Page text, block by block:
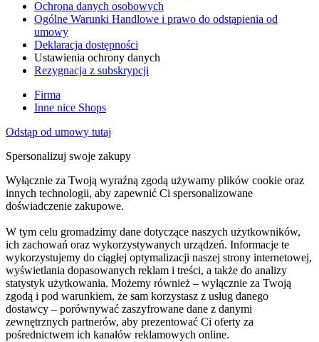
Ochrona danych osobowych
Ogólne Warunki Handlowe i prawo do odstąpienia od
umowy
Deklaracja dostępności
Ustawienia ochrony danych
Rezygnacja z subskrypcji
Firma
Inne nice Shops
Odstąp od umowy tutaj
Spersonalizuj swoje zakupy
Wyłącznie za Twoją wyraźną zgodą używamy plików cookie oraz
innych technologii, aby zapewnić Ci spersonalizowane
doświadczenie zakupowe.
W tym celu gromadzimy dane dotyczące naszych użytkowników,
ich zachowań oraz wykorzystywanych urządzeń. Informacje te
wykorzystujemy do ciągłej optymalizacji naszej strony internetowej,
wyświetlania dopasowanych reklam i treści, a także do analizy
statystyk użytkowania. Możemy również – wyłącznie za Twoją
zgodą i pod warunkiem, że sam korzystasz z usług danego
dostawcy – porównywać zaszyfrowane dane z danymi
zewnętrznych partnerów, aby prezentować Ci oferty za
pośrednictwem ich kanałów reklamowych online.